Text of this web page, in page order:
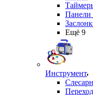
Панели
Ещё 9
Инструмент